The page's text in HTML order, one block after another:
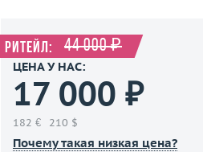
Ритейл: 44 000 ₽
ЦЕНА У НАС:
17 000 ₽
182 € 210 $
Почему такая низкая цена?